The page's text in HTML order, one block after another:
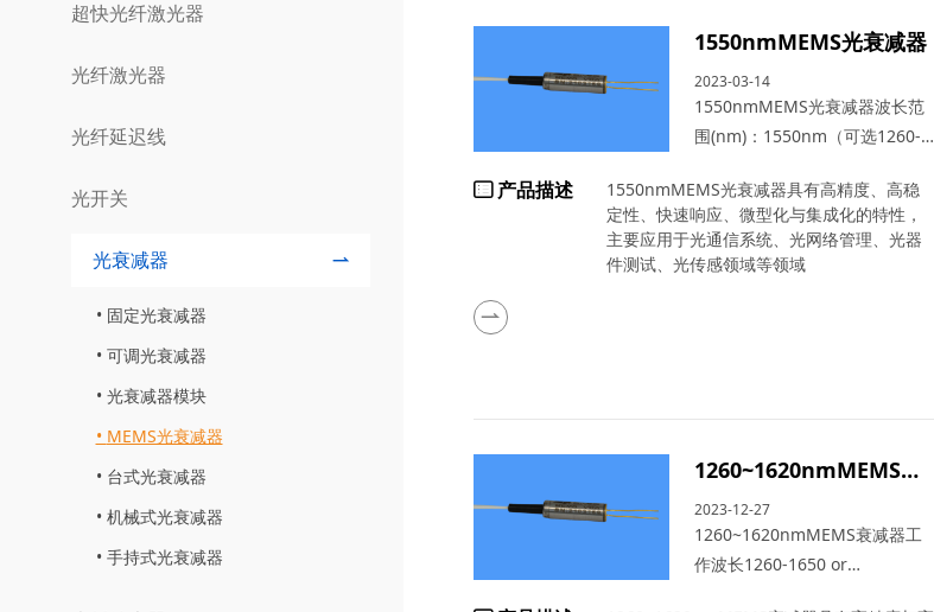
超快光纤激光器
光纤激光器
光纤延迟线
光开关
光衰减器
固定光衰减器
可调光衰减器
光衰减器模块
MEMS光衰减器
台式光衰减器
机械式光衰减器
手持式光衰减器
1550nmMEMS光衰减器
2023-03-14
1550nmMEMS光衰减器波长范
围(nm)：1550nm（可选1260-
常闭，衰减范围（dB）：≥30
产品描述
1550nmMEMS光衰减器具有高精度、高稳
定性、快速响应、微型化与集成化的特性，
主要应用于光通信系统、光网络管理、光器
件测试、光传感领域等领域
1260~1620nmMEMS衰减器
2023-12-27
1260~1620nmMEMS衰减器工
作波长1260-1650 or